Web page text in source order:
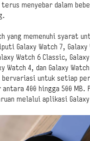
terus menyebar dalam
yang memenuhi syarat
Galaxy Watch 7,
Watch 6 Classic,
Watch 4, dan Galaxy
bervariasi untuk setiap
400 hingga 500 MB.
melalui aplikasi